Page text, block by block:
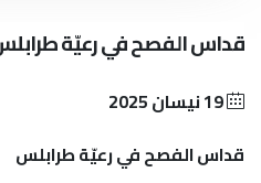
قداس الفصح في رعيّة
قداس الفصح في رعيّة طرابلس